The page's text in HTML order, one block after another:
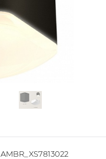
AMBR_XS7813022